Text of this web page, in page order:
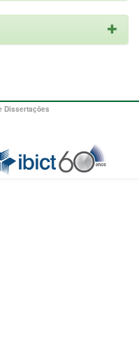
Dissertações